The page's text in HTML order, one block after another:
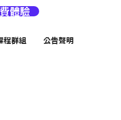
體驗
程群組 公告聲明